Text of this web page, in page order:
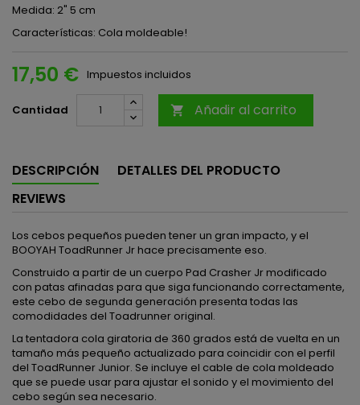
Medida: 2" 5 cm
Características: Cola moldeable!
17,50 € Impuestos incluidos
Cantidad  Añadir al carrito
DESCRIPCIÓN
DETALLES DEL PRODUCTO
REVIEWS
Los cebos pequeños pueden tener un gran impacto, y el
BOOYAH ToadRunner Jr hace precisamente eso.
Construido a partir de un cuerpo Pad Crasher Jr modificado
con patas afinadas para que siga funcionando correctamente,
este cebo de segunda generación presenta todas las
comodidades del Toadrunner original.
La tentadora cola giratoria de 360 ​​grados está de vuelta en un
tamaño más pequeño actualizado para coincidir con el perfil
del ToadRunner Junior. Se incluye el cable de cola moldeado
que se puede usar para ajustar el sonido y el movimiento del
cebo según sea necesario.